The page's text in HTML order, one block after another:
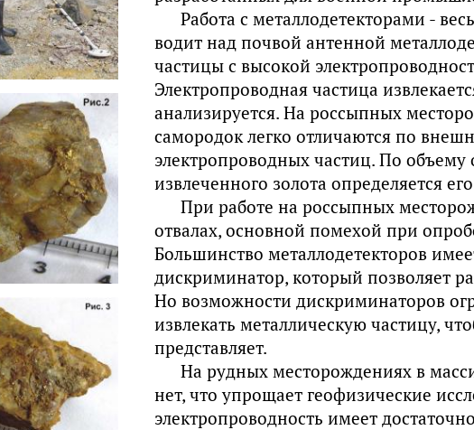
Работа с металлодетекторами -
водит над почвой антенной
частицы с высокой
Электропроводная частица
анализируется. На россыпных
самородок легко отличаются по
электропроводных частиц. По
извлеченного золота определяется
При работе на россыпных
отвалах, основной помехой при
Большинство металлодетекторов
дискриминатор, который позволяет
Но возможности дискриминаторов
извлекать металлическую частицу,
представляет.
На рудных месторождениях в
нет, что упрощает геофизические
электропроводность имеет